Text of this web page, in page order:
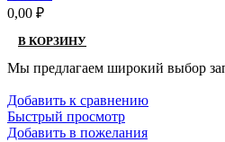
0,00 ₽
В КОРЗИНУ
Мы предлагаем широкий выбор
Добавить к сравнению
Быстрый просмотр
Добавить в пожелания